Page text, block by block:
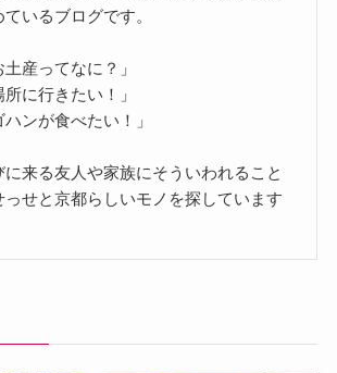
いるブログです。
土産ってなに？」
所に行きたい！」
ハンが食べたい！」
来る友人や家族にそういわれること
っせと京都らしいモノを探しています